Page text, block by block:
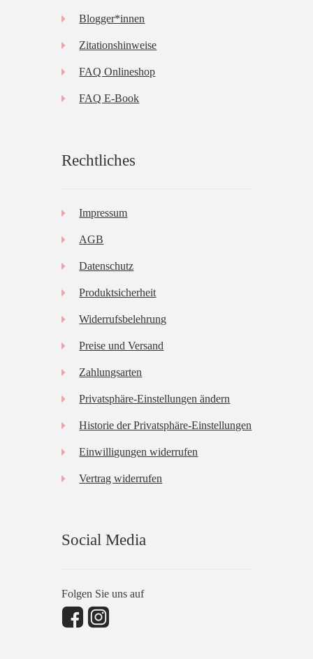
Blogger*innen
Zitationshinweise
FAQ Onlineshop
FAQ E-Book
Rechtliches
Impressum
AGB
Datenschutz
Produktsicherheit
Widerrufsbelehrung
Preise und Versand
Zahlungsarten
Privatsphäre-Einstellungen ändern
Historie der Privatsphäre-Einstellungen
Einwilligungen widerrufen
Vertrag widerrufen
Social Media
Folgen Sie uns auf